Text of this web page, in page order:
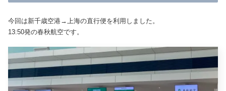
今回は新千歳空港→上海の直行便を利用しました。
13:50発の春秋航空です。